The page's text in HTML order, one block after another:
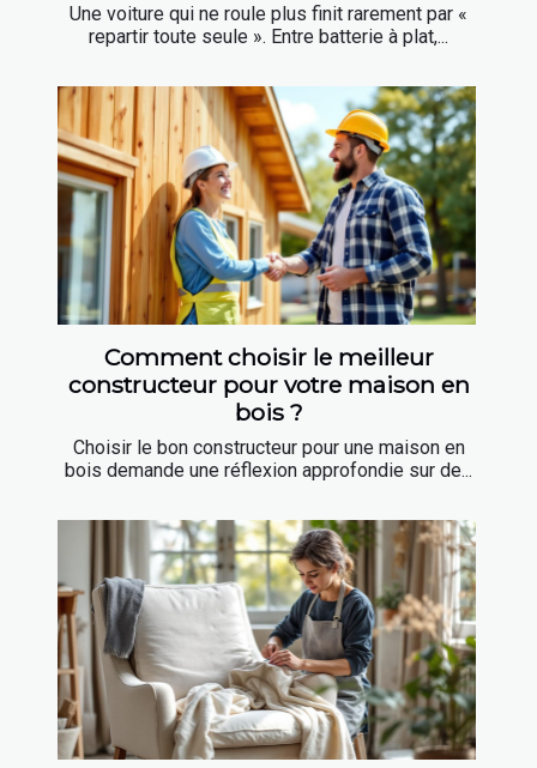
Une voiture qui ne roule plus finit rarement par «
repartir toute seule ». Entre batterie à plat,...
Comment choisir le meilleur
constructeur pour votre maison en
bois ?
Choisir le bon constructeur pour une maison en
bois demande une réflexion approfondie sur de...